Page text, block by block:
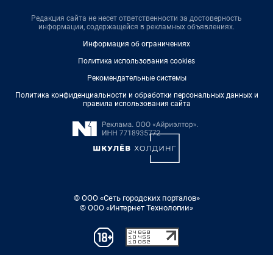
Редакция сайта не несет ответственности за достоверность
информации, содержащейся в рекламных объявлениях.
Информация об ограничениях
Политика использования cookies
Рекомендательные системы
Политика конфиденциальности и обработки персональных данных и
правила использования сайта
© ООО «Сеть городских порталов»
© ООО «Интернет Технологии»